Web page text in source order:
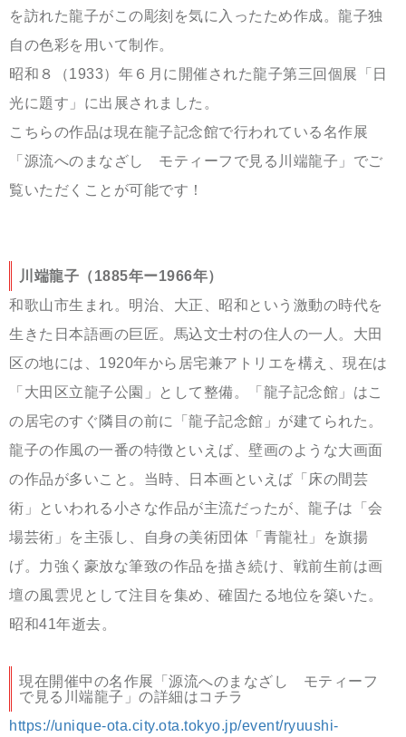
を訪れた龍子がこの彫刻を気に入ったため作成。龍子独
自の色彩を用いて制作。
昭和８（1933）年６月に開催された龍子第三回個展「日
光に題す」に出展されました。
こちらの作品は現在龍子記念館で行われている名作展
「源流へのまなざし モティーフで見る川端龍子」でご
覧いただくことが可能です！
川端龍子（1885年ー1966年）
和歌山市生まれ。明治、大正、昭和という激動の時代を
生きた日本語画の巨匠。馬込文士村の住人の一人。 大田
区の地には、1920年から居宅兼アトリエを構え、現在は
「大田区立龍子公園」として整備。「龍子記念館」はこ
の居宅のすぐ隣目の前に「龍子記念館」が建てられた。
龍子の作風の一番の特徴といえば、壁画のような大画面
の作品が多いこと。当時、日本画といえば「床の間芸
術」といわれる小さな作品が主流だったが、龍子は「会
場芸術」を主張し、自身の美術団体「青龍社」を旗揚
げ。力強く豪放な筆致の作品を描き続け、戦前生前は画
壇の風雲児として注目を集め、確固たる地位を築いた。
昭和41年逝去。
現在開催中の名作展「源流へのまなざし モティーフ
で見る川端龍子」の詳細はコチラ
https://unique-ota.city.ota.tokyo.jp/event/ryuushi-